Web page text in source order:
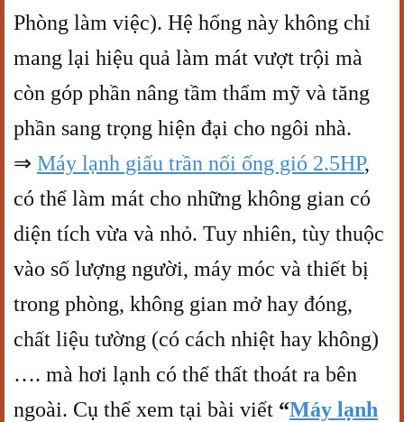
Phòng làm việc). Hệ hống này không chỉ
mang lại hiệu quả làm mát vượt trội mà
còn góp phần nâng tầm thẩm mỹ và tăng
phần sang trọng hiện đại cho ngôi nhà.
⇒ Máy lạnh giấu trần nối ống gió 2.5HP,
có thể làm mát cho những không gian có
diện tích vừa và nhỏ. Tuy nhiên, tùy thuộc
vào số lượng người, máy móc và thiết bị
trong phòng, không gian mở hay đóng,
chất liệu tường (có cách nhiệt hay không)
…. mà hơi lạnh có thể thất thoát ra bên
ngoài. Cụ thể xem tại bài viết “Máy lạnh